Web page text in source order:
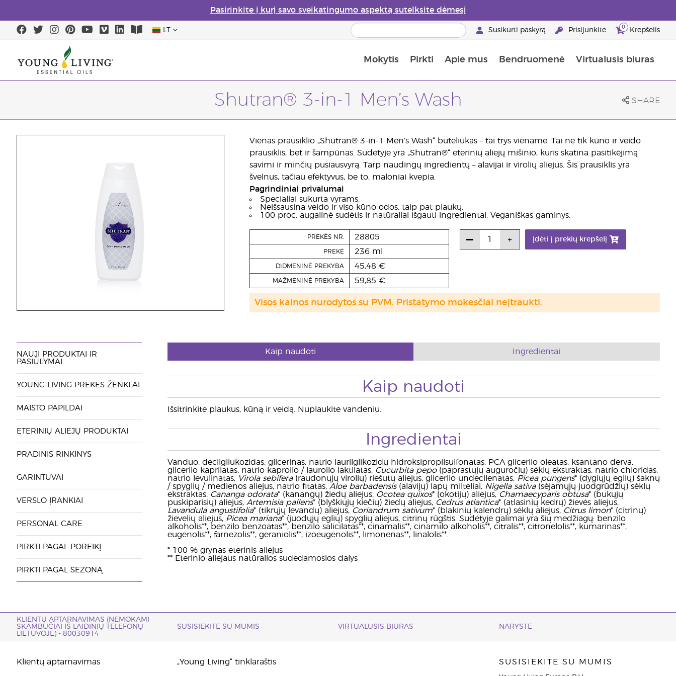
Pasirinkite į kurį savo sveikatingumo aspektą sutelksite dėmesį
LT Susikurti paskyrą Prisijunkite 0 Krepšelis
Mokytis Pirkti Apie mus Bendruomenė Virtualusis biuras
Shutran® 3-in-1 Men’s Wash SHARE
Vienas prausiklio „Shutran® 3-in-1 Men’s Wash“ buteliukas – tai trys viename. Tai ne tik kūno ir veido
prausiklis, bet ir šampūnas. Sudėtyje yra „Shutran®“ eterinių aliejų mišinio, kuris skatina pasitikėjimą
savimi ir minčių pusiausvyrą. Tarp naudingų ingredientų – alavijai ir virolių aliejus. Šis prausiklis yra
švelnus, tačiau efektyvus, be to, maloniai kvepia.
Pagrindiniai privalumai
Specialiai sukurta vyrams.
Neišsausina veido ir viso kūno odos, taip pat plaukų.
100 proc. augalinė sudėtis ir natūraliai išgauti ingredientai. Veganiškas gaminys.
PREKĖS NR. 28805
PREKĖ 236 ml
DIDMENINĖ PREKYBA 45,48 €
MAŽMENINĖ PREKYBA 59,85 €
Įdėti į prekių krepšelį
Visos kainos nurodytos su PVM. Pristatymo mokesčiai neįtraukti.
NAUJI PRODUKTAI IR
PASIŪLYMAI
YOUNG LIVING PREKĖS ŽENKLAI
MAISTO PAPILDAI
ETERINIŲ ALIEJŲ PRODUKTAI
PRADINIS RINKINYS
GARINTUVAI
VERSLO ĮRANKIAI
PERSONAL CARE
PIRKTI PAGAL POREIKĮ
PIRKTI PAGAL SEZONĄ
Kaip naudoti Ingredientai
Kaip naudoti
Išsitrinkite plaukus, kūną ir veidą. Nuplaukite vandeniu.
Ingredientai
Vanduo, decilgliukozidas, glicerinas, natrio laurilglikozidų hidroksipropilsulfonatas, PCA glicerilo oleatas, ksantano derva,
glicerilo kaprilatas, natrio kaproilo / lauroilo laktilatas, Cucurbita pepo(paprastųjų auguročių) sėklų ekstraktas, natrio chloridas,
natrio levulinatas, Virola sebifera(raudonųjų virolių) riešutų aliejus, glicerilo undecilenatas, Picea pungens* (dygiųjų eglių) šaknų
/ spyglių / medienos aliejus, natrio fitatas, Aloe barbadensis(alavijų) lapų milteliai, Nigella sativa(sėjamųjų juodgrūdžių) sėklų
ekstraktas, Cananga odorata* (kanangų) žiedų aliejus, Ocotea quixos* (okotijų) aliejus, Chamaecyparis obtusa* (bukųjų
puskiparisių) aliejus, Artemisia pallens* (blyškiųjų kiečių) žiedų aliejus, Cedrus atlantica* (atlasinių kedrų) žievės aliejus,
Lavandula angustifolia* (tikrųjų levandų) aliejus, Coriandrum sativum* (blakinių kalendrų) sėklų aliejus, Citrus limon* (citrinų)
žievelių aliejus, Picea mariana* (juodųjų eglių) spyglių aliejus, citrinų rūgštis. Sudėtyje galimai yra šių medžiagų: benzilo
alkoholis**, benzilo benzoatas**, benzilo salicilatas**, cinamalis**, cinamilo alkoholis**, citralis**, citronelolis**, kumarinas**,
eugenolis**, farnezolis**, geraniolis**, izoeugenolis**, limonenas**, linalolis**.
* 100 % grynas eterinis aliejus
** Eterinio aliejaus natūralios sudedamosios dalys
KLIENTŲ APTARNAVIMAS (NEMOKAMI
SKAMBUČIAI IŠ LAIDINIŲ TELEFONŲ
LIETUVOJE) - 80030914
SUSISIEKITE SU MUMIS VIRTUALUSIS BIURAS NARYSTĖ
Klientų aptarnavimas „Young Living“ tinklaraštis SUSISIEKITE SU MUMIS